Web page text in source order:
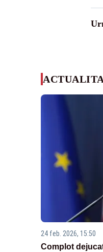
24 feb. 2026, 15:50
Complot